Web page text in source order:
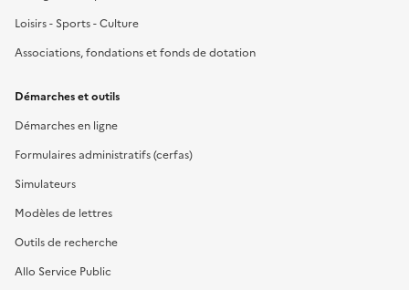
Loisirs - Sports - Culture
Associations, fondations et fonds de dotation
Démarches et outils
Démarches en ligne
Formulaires administratifs (cerfas)
Simulateurs
Modèles de lettres
Outils de recherche
Allo Service Public